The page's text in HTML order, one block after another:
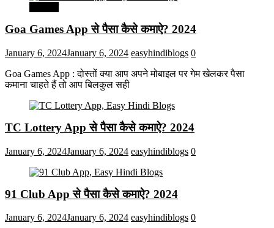
Goa Games App से पैसा कैसे कमाऐ? 2024
January 6, 2024January 6, 2024 easyhindiblogs 0
Goa Games App : दोस्तों क्या आप अपने मोबाइल पर गेम खेलकर पैसा
कमाना चाहते हैं तो आप बिलकुल सही
TC Lottery App से पैसा कैसे कमाऐ? 2024
January 6, 2024January 6, 2024 easyhindiblogs 0
91 Club App से पैसा कैसे कमाऐ? 2024
January 6, 2024January 6, 2024 easyhindiblogs 0